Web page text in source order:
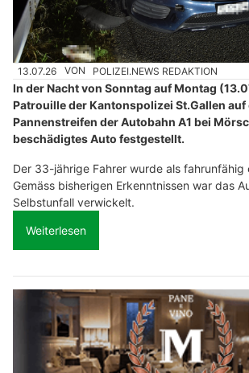
13.07.26 VON POLIZEI.NEWS REDAKTION
In der Nacht von Sonntag auf Montag
Patrouille der Kantonspolizei St.Gallen auf
Pannenstreifen der Autobahn A1 bei
beschädigtes Auto festgestellt.
Der 33-jährige Fahrer wurde als fahrunfähig
Gemäss bisherigen Erkenntnissen war das
Selbstunfall verwickelt.
Weiterlesen